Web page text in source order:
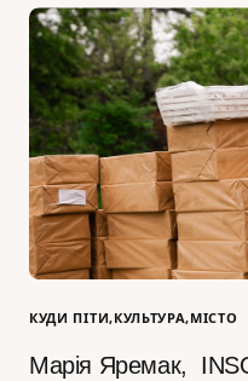
КУДИ ПІТИ КУЛЬТУРА МІСТО
Марія Яремак,